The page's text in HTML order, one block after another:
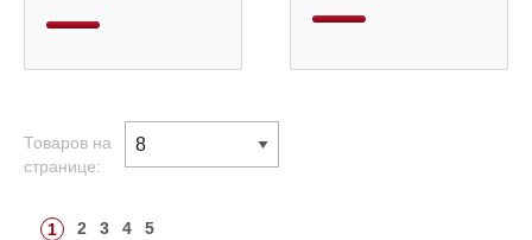
Товаров на
странице:
1 2 3 4 5